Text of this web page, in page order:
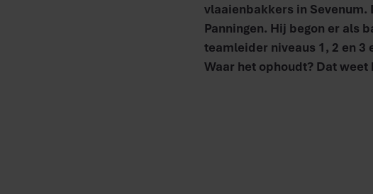
vlaaienbakkers in
Panningen. Hij begon er als
teamleider niveaus 1, 2 en
Waar het ophoudt? Dat